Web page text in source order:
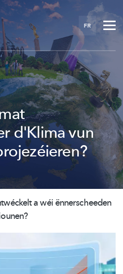
FR
d'Klima vun
a wéi ënnerscheeden